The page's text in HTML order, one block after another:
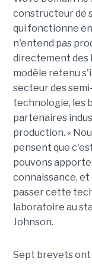
constructeur de
qui fonctionne
n'entend pas
directement des
modèle retenu
secteur des
technologie, les
partenaires
production. «
pensent que
pouvons
connaissance,
passer cette
laboratoire au
Johnson.
Sept brevets ont